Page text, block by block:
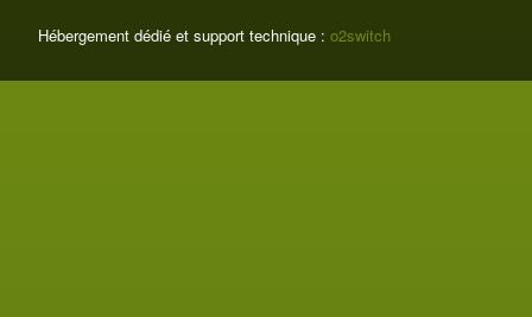
Hébergement dédié et support technique : o2switch